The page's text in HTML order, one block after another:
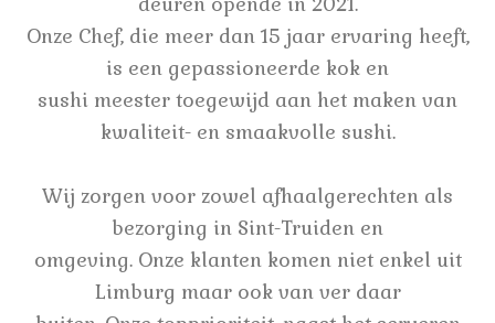
Onze Chef, die meer dan 15 jaar ervaring heeft,
is een gepassioneerde kok en
sushi meester toegewijd aan het maken van
kwaliteit- en smaakvolle sushi.
Wij zorgen voor zowel afhaalgerechten als
bezorging in Sint-Truiden en
omgeving. Onze klanten komen niet enkel uit
Limburg maar ook van ver daar